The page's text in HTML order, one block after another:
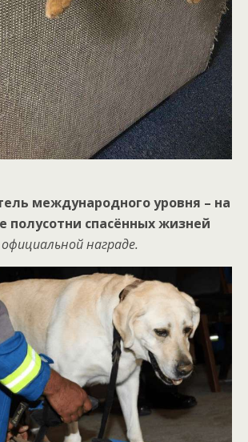
международного уровня – на
полусотни спасённых жизней
награде.